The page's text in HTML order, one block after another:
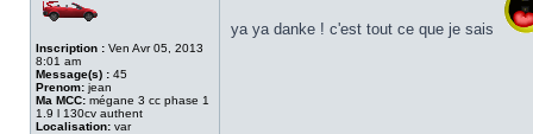
Inscription : Ven Avr 05, 2013
8:01 am
Message(s) : 45
Prenom: jean
Ma MCC: mégane 3 cc phase 1
1.9 l 130cv authent
Localisation: var
ya ya danke ! c'est tout ce que je sais